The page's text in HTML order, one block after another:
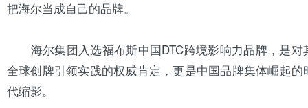
把海尔当成自己的品牌。
海尔集团入选福布斯中国DTC跨境影响力品牌，是对
全球创牌引领实践的权威肯定，更是中国品牌集体崛起的
代缩影。